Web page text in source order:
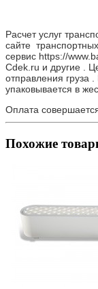
Расчет услуг
сайте
сервис https://
Cdek.ru и другие .
отправления груза
упаковывается в
Оплата
Похожие